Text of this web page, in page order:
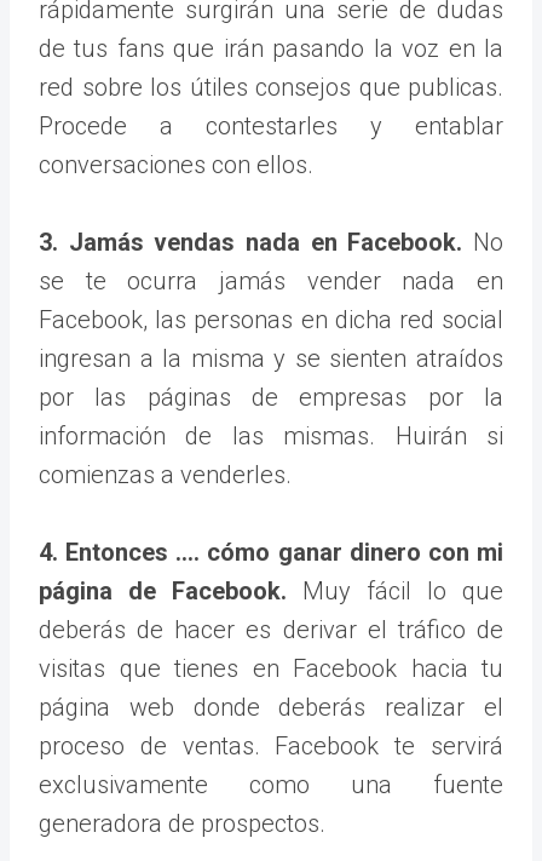
rápidamente surgirán una serie de dudas
de tus fans que irán pasando la voz en la
red sobre los útiles consejos que publicas.
Procede a contestarles y entablar
conversaciones con ellos.
3. Jamás vendas nada en Facebook. No
se te ocurra jamás vender nada en
Facebook, las personas en dicha red social
ingresan a la misma y se sienten atraídos
por las páginas de empresas por la
información de las mismas. Huirán si
comienzas a venderles.
4. Entonces …. cómo ganar dinero con mi
página de Facebook. Muy fácil lo que
deberás de hacer es derivar el tráfico de
visitas que tienes en Facebook hacia tu
página web donde deberás realizar el
proceso de ventas. Facebook te servirá
exclusivamente como una fuente
generadora de prospectos.